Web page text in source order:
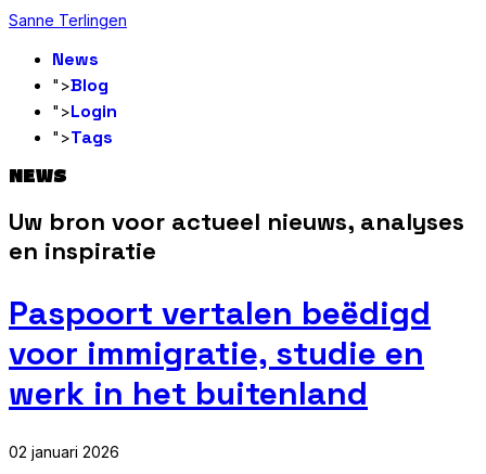
Sanne Terlingen
News
">Blog
">Login
">Tags
NEWS
Uw bron voor actueel nieuws, analyses
en inspiratie
Paspoort vertalen beëdigd
voor immigratie, studie en
werk in het buitenland
02 januari 2026